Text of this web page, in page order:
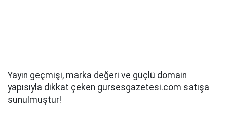
Yayın geçmişi, marka değeri ve güçlü domain
yapısıyla dikkat çeken gursesgazetesi.com satışa
sunulmuştur!